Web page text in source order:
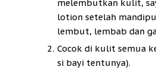
melembutkan kulit,
lotion setelah
lembut, lembab dan
Cocok di kulit semua
si bayi tentunya).